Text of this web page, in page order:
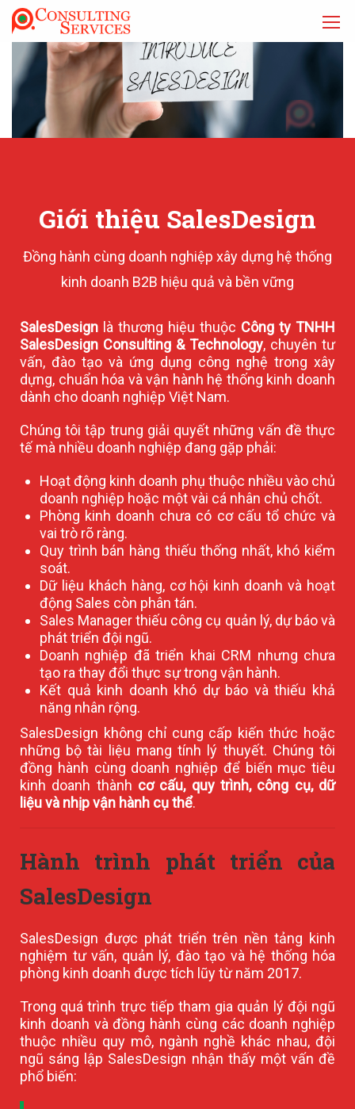
Giới thiệu SalesDesign
Đồng hành cùng doanh nghiệp xây dựng hệ thống
kinh doanh B2B hiệu quả và bền vững
SalesDesign là thương hiệu thuộc Công ty TNHH
SalesDesign Consulting & Technology, chuyên tư
vấn, đào tạo và ứng dụng công nghệ trong xây
dựng, chuẩn hóa và vận hành hệ thống kinh doanh
dành cho doanh nghiệp Việt Nam.
Chúng tôi tập trung giải quyết những vấn đề thực
tế mà nhiều doanh nghiệp đang gặp phải:
Hoạt động kinh doanh phụ thuộc nhiều vào chủ
doanh nghiệp hoặc một vài cá nhân chủ chốt.
Phòng kinh doanh chưa có cơ cấu tổ chức và
vai trò rõ ràng.
Quy trình bán hàng thiếu thống nhất, khó kiểm
soát.
Dữ liệu khách hàng, cơ hội kinh doanh và hoạt
động Sales còn phân tán.
Sales Manager thiếu công cụ quản lý, dự báo và
phát triển đội ngũ.
Doanh nghiệp đã triển khai CRM nhưng chưa
tạo ra thay đổi thực sự trong vận hành.
Kết quả kinh doanh khó dự báo và thiếu khả
năng nhân rộng.
SalesDesign không chỉ cung cấp kiến thức hoặc
những bộ tài liệu mang tính lý thuyết. Chúng tôi
đồng hành cùng doanh nghiệp để biến mục tiêu
kinh doanh thành cơ cấu, quy trình, công cụ, dữ
liệu và nhịp vận hành cụ thể.
Hành trình phát triển của
SalesDesign
SalesDesign được phát triển trên nền tảng kinh
nghiệm tư vấn, quản lý, đào tạo và hệ thống hóa
phòng kinh doanh được tích lũy từ năm 2017.
Trong quá trình trực tiếp tham gia quản lý đội ngũ
kinh doanh và đồng hành cùng các doanh nghiệp
thuộc nhiều quy mô, ngành nghề khác nhau, đội
ngũ sáng lập SalesDesign nhận thấy một vấn đề
phổ biến: